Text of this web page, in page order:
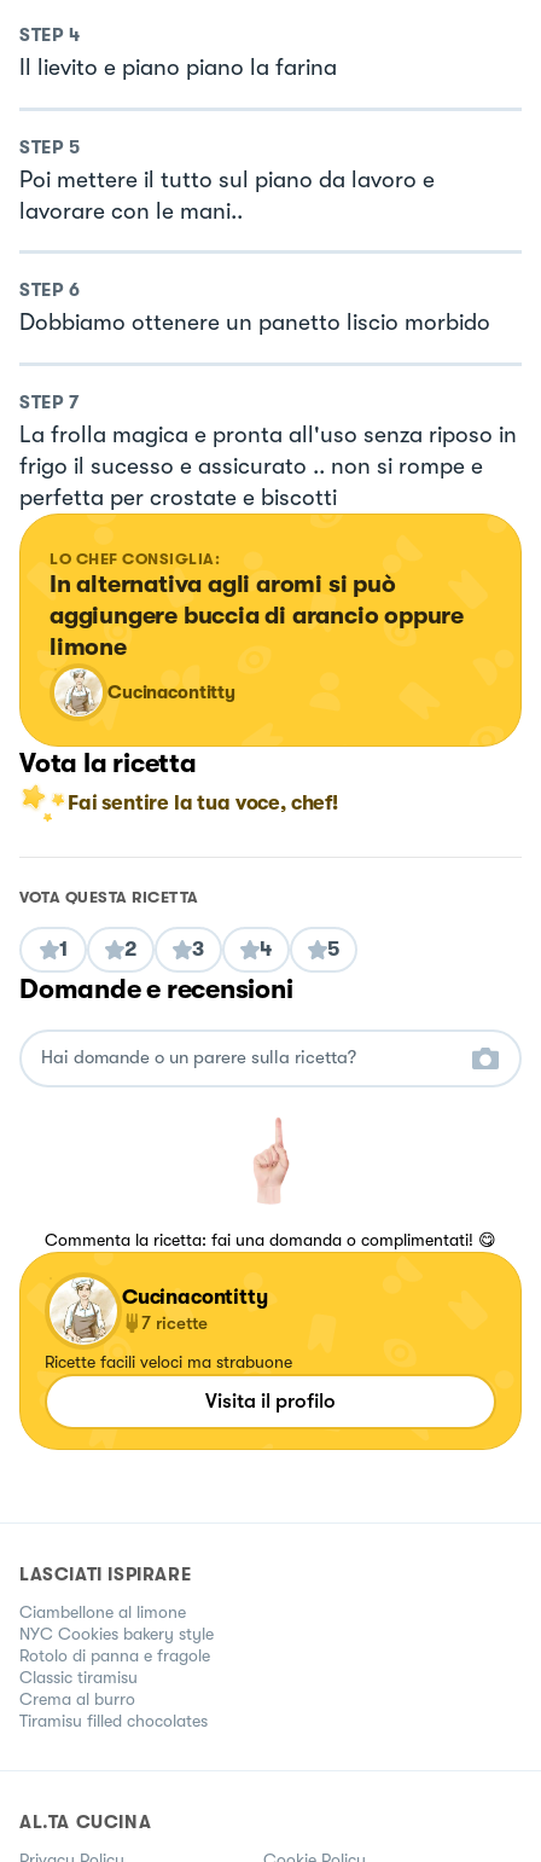
STEP 4
Il lievito e piano piano la farina
STEP 5
Poi mettere il tutto sul piano da lavoro e
lavorare con le mani..
STEP 6
Dobbiamo ottenere un panetto liscio morbido
STEP 7
La frolla magica e pronta all'uso senza riposo in
frigo il sucesso e assicurato .. non si rompe e
perfetta per crostate e biscotti
LO CHEF CONSIGLIA:
In alternativa agli aromi si può
aggiungere buccia di arancio oppure
limone
Cucinacontitty
Vota la ricetta
Fai sentire la tua voce, chef!
VOTA QUESTA RICETTA
1 2 3 4 5
Domande e recensioni
Commenta la ricetta: fai una domanda o complimentati! 😋
Cucinacontitty
7 ricette
Ricette facili veloci ma strabuone
Visita il profilo
LASCIATI ISPIRARE
Ciambellone al limone
NYC Cookies bakery style
Rotolo di panna e fragole
Classic tiramisu
Crema al burro
Tiramisu filled chocolates
AL.TA CUCINA